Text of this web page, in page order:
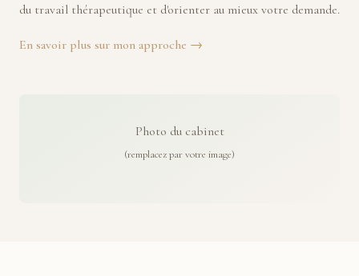
du travail thérapeutique et d'orienter au mieux votre demande.
En savoir plus sur mon approche →
Photo du cabinet
(remplacez par votre image)